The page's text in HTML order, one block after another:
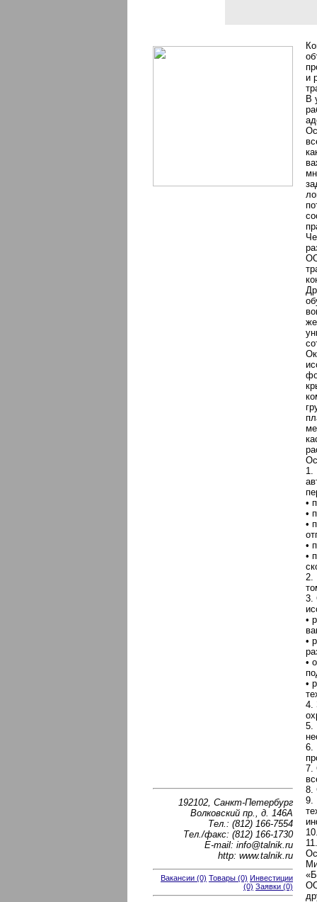
и
В
1.
•
•
•
•
•
2.
3.
•
•
•
•
4.
5.
6.
7.
8.
9.
192102, Санкт-Петербург
Волковский пр., д. 146А
Тел.: (812) 166-7554
Тел./факс: (812) 166-1730
Е-mail: info@talnik.ru
http: www.talnik.ru
Вакансии (0) Товары (0) Инвестиции
(0) Заявки (0)